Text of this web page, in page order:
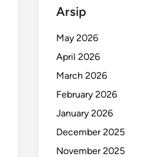
Arsip
May 2026
April 2026
March 2026
February 2026
January 2026
December 2025
November 2025